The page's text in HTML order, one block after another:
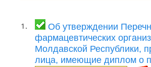
1.
Об утверждении
фармацевтических
Молдавской Республики,
лица, имеющие диплом о